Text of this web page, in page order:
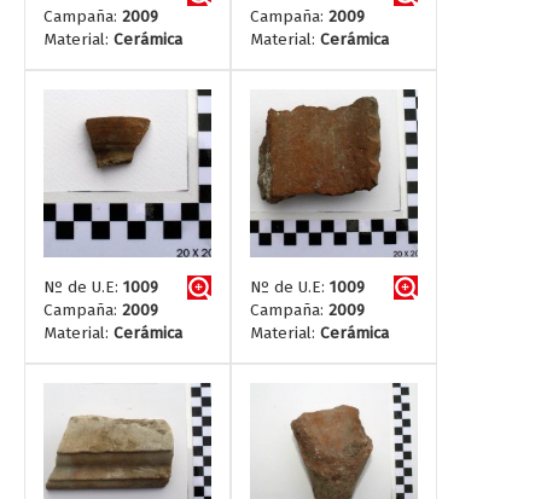
Campaña: 2009
Material: Cerámica
Campaña: 2009
Material: Cerámica
Nº de U.E: 1009
Campaña: 2009
Material: Cerámica
Nº de U.E: 1009
Campaña: 2009
Material: Cerámica